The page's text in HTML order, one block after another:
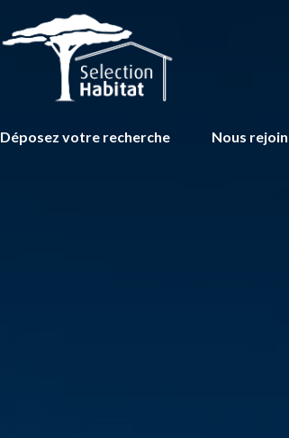
Déposez votre recherche Nous